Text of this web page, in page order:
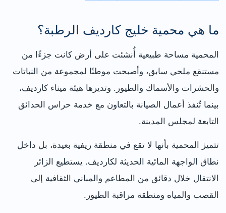
ما هي محمية خليج كارديف الرطبة؟
المحمية مساحة طبيعية أُنشئت على أرض كانت جزءًا من
مستنقع ملحي سابق، وأصبحت موطنًا لمجموعة من النباتات
والحشرات والأسماك والطيور. وتديرها هيئة ميناء كارديف،
بينما تُنفذ أعمال الصيانة بالتعاون مع خدمة حراس الحدائق
التابعة لمجلس المدينة.
تتميز المحمية بأنها لا تقع في منطقة ريفية بعيدة، بل داخل
نطاق الواجهة المائية الحديثة لكارديف. يستطيع الزائر
الانتقال خلال دقائق من المطاعم والمباني الثقافية إلى
القصب والمياه ومنطقة مراقبة الطيور.